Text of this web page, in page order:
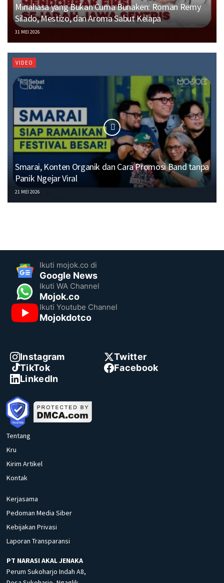
Minahasa yang Bukan Cuma Bunaken: Roman Remy
Silado, Mestizo, dan Aroma Sabut Kelapa
31 MEI 2026
VIDEO
Smarai, Konten Organik dan Cara Promosi Band tanpa
Panik Ngejar Viral
21 MEI 2026
Ikuti mojok.co di
Google News
Ikuti WA Channel
Mojok.co
Ikuti Youtube Channel
Mojokdotco
Instagram
Twitter
TikTok
Facebook
LinkedIn
Tentang
Kru
Kirim Artikel
Kontak
Kerjasama
Pedoman Media Siber
Kebijakan Privasi
Laporan Transparansi
PT NARASI AKAL JENAKA
Perum Sukoharjo Indah A8,